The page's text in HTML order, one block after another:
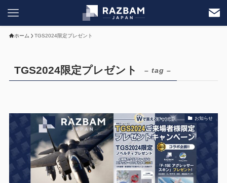
ホーム TGS2024限定プレゼント
TGS2024限定プレゼント – tag –
お知らせ